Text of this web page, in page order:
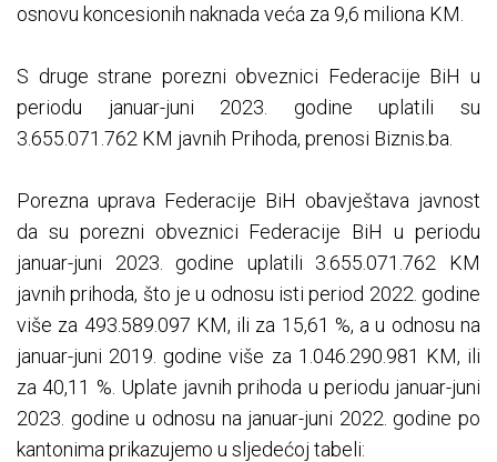
osnovu koncesionih naknada veća za 9,6 miliona KM.
S druge strane porezni obveznici Federacije BiH u
periodu januar-juni 2023. godine uplatili su
3.655.071.762 KM javnih Prihoda, prenosi Biznis.ba.
Porezna uprava Federacije BiH obavještava javnost
da su porezni obveznici Federacije BiH u periodu
januar-juni 2023. godine uplatili 3.655.071.762 KM
javnih prihoda, što je u odnosu isti period 2022. godine
više za 493.589.097 KM, ili za 15,61 %, a u odnosu na
januar-juni 2019. godine više za 1.046.290.981 KM, ili
za 40,11 %. Uplate javnih prihoda u periodu januar-juni
2023. godine u odnosu na januar-juni 2022. godine po
kantonima prikazujemo u sljedećoj tabeli: